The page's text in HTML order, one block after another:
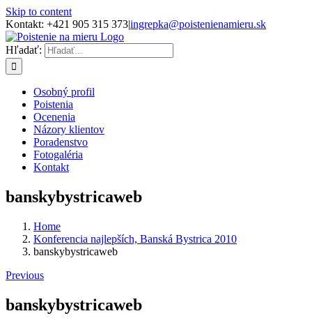
Skip to content
Kontakt: +421 905 315 373|ingrepka@poistenienamieru.sk
Hľadať:
Osobný profil
Poistenia
Ocenenia
Názory klientov
Poradenstvo
Fotogaléria
Kontakt
banskybystricaweb
Home
Konferencia najlepších, Banská Bystrica 2010
banskybystricaweb
Previous
banskybystricaweb